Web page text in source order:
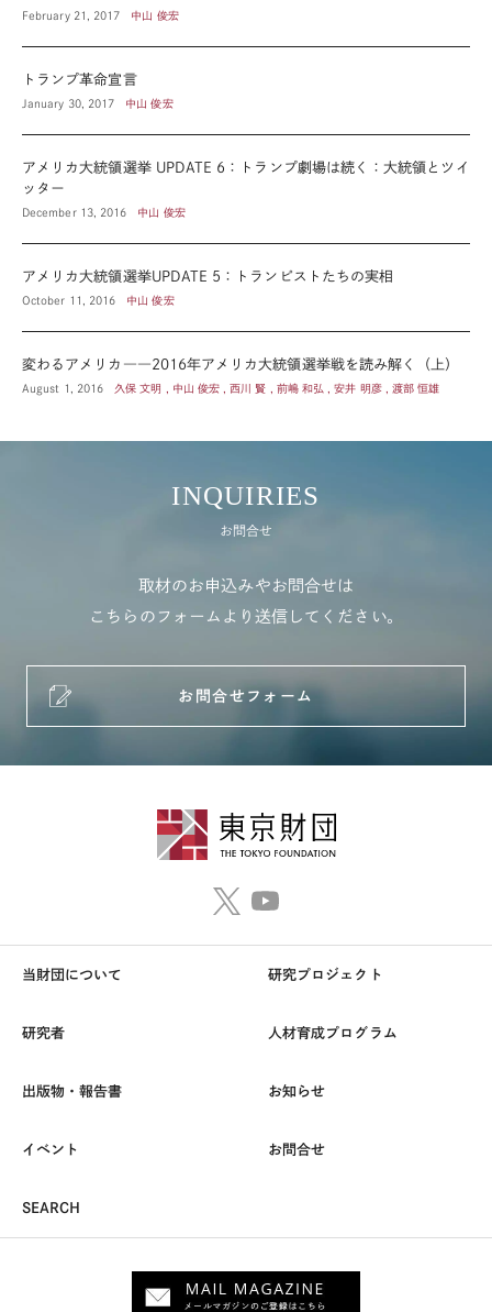
February 21, 2017 中山 俊宏
トランプ革命宣言
January 30, 2017 中山 俊宏
アメリカ大統領選挙 UPDATE 6：トランプ劇場は続く：大統領とツイ
ッター
December 13, 2016 中山 俊宏
アメリカ大統領選挙UPDATE 5：トランピストたちの実相
October 11, 2016 中山 俊宏
変わるアメリカ――2016年アメリカ大統領選挙戦を読み解く（上）
August 1, 2016 久保 文明 , 中山 俊宏 , 西川 賢 , 前嶋 和弘 , 安井 明彦 , 渡部 恒雄
INQUIRIES
お問合せ
取材のお申込みやお問合せは
こちらのフォームより送信してください。
お問合せフォーム
当財団について 研究プロジェクト
研究者 人材育成プログラム
出版物・報告書 お知らせ
イベント お問合せ
SEARCH